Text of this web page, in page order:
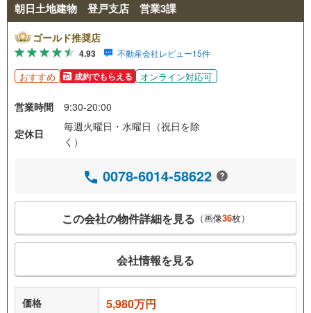
朝日土地建物 登戸支店 営業3課
ゴールド推奨店
4.93 不動産会社レビュー15件
おすすめ 成約でもらえる オンライン対応可
営業時間
9:30-20:00
定休日
毎週火曜日・水曜日（祝日を除
く）
0078-6014-58622
この会社の物件詳細を見る （画像36枚）
会社情報を見る
価格 5,980万円